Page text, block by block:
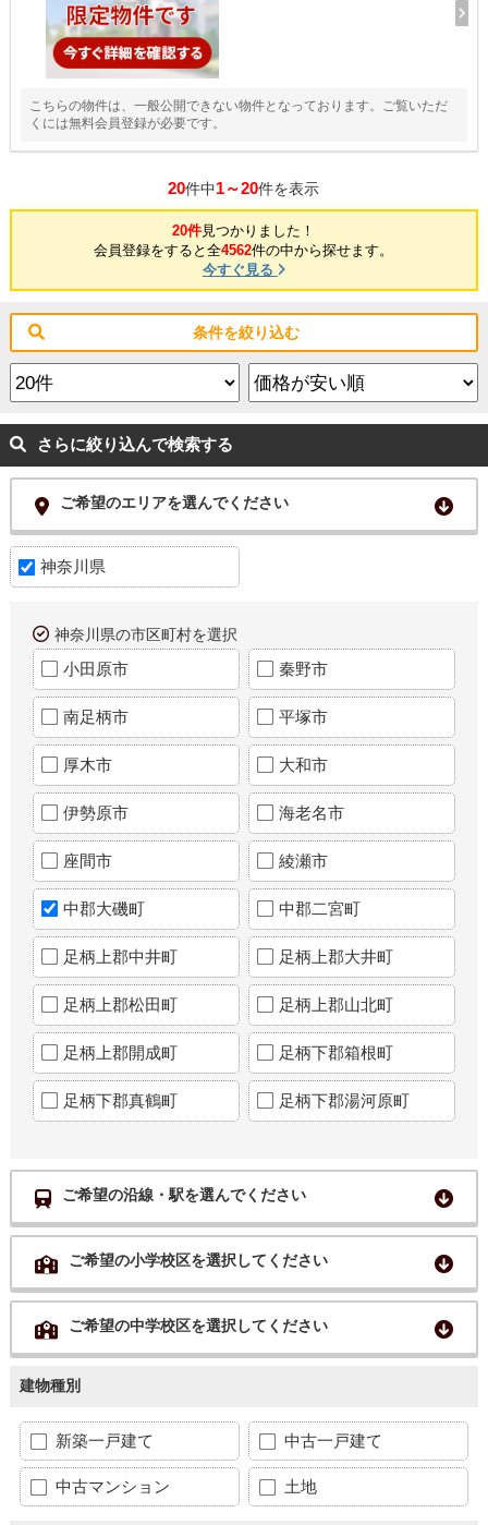
こちらの物件は、一般公開できない物件となっております。ご覧いただ
くには無料会員登録が必要です。
20件中1～20件を表示
20件見つかりました！
会員登録をすると全4562件の中から探せます。
今すぐ見る
条件を絞り込む
さらに絞り込んで検索する
ご希望のエリアを選んでください
神奈川県
神奈川県の市区町村を選択
小田原市 秦野市
南足柄市 平塚市
厚木市 大和市
伊勢原市 海老名市
座間市 綾瀬市
中郡大磯町 中郡二宮町
足柄上郡中井町 足柄上郡大井町
足柄上郡松田町 足柄上郡山北町
足柄上郡開成町 足柄下郡箱根町
足柄下郡真鶴町 足柄下郡湯河原町
ご希望の沿線・駅を選んでください
ご希望の小学校区を選択してください
ご希望の中学校区を選択してください
建物種別
新築一戸建て 中古一戸建て
中古マンション 土地